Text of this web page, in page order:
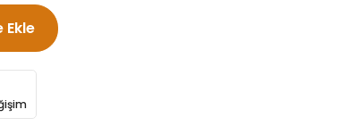
Ekle